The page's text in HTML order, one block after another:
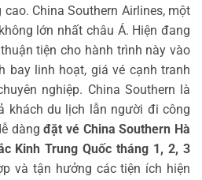
China Southern Airlines, một
lớn nhất châu Á. Hiện đang
tiện cho hành trình này vào
bay linh hoạt, giá vé cạnh tranh
nghiệp. China Southern là
khách du lịch lẫn người đi công
dàngđặt vé China Southern Hà
Kinh Trung Quốc tháng 1, 2, 3
và tận hưởng các tiện ích hiện